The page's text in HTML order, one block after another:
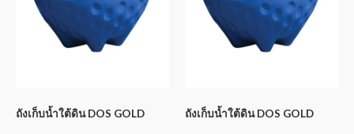
ถังเก็บน้ำใต้ดิน DOS GOLD ถังเก็บน้ำใต้ดิน DOS GOLD